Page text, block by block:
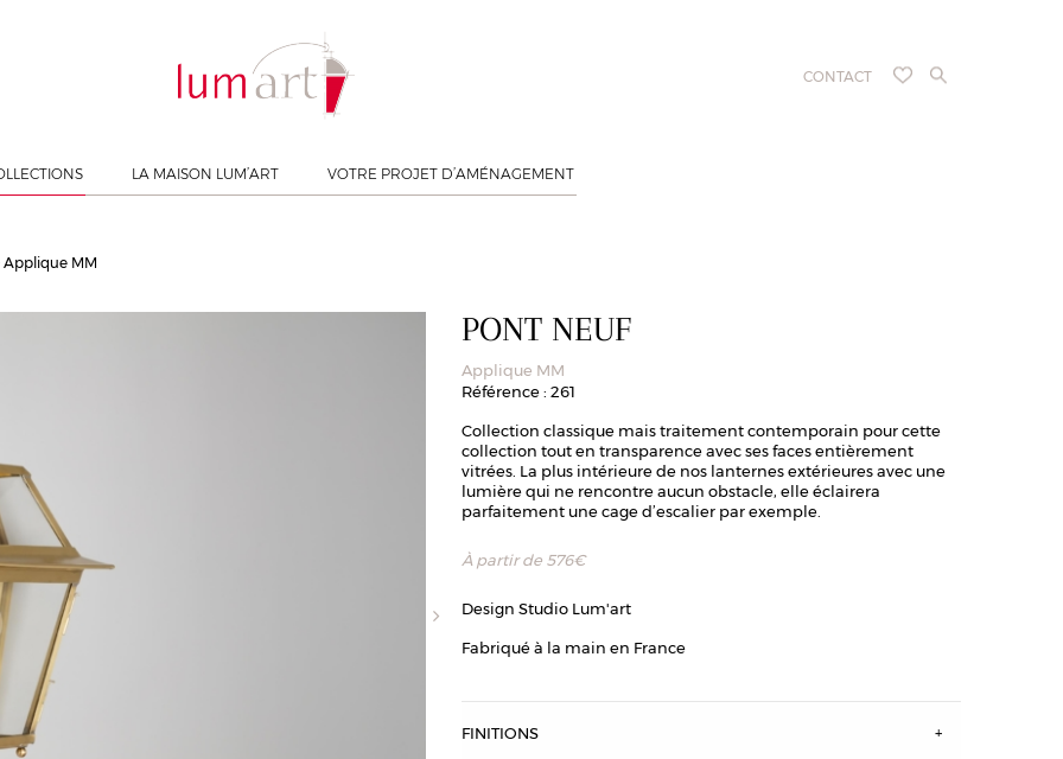
CONTACT
LA MAISON LUM’ART VOTRE PROJET D’AMÉNAGEMENT
MM
PONT NEUF
Applique MM
Référence : 261
Collection classique mais traitement contemporain pour cette
collection tout en transparence avec ses faces entièrement
vitrées. La plus intérieure de nos lanternes extérieures avec une
lumière qui ne rencontre aucun obstacle, elle éclairera
parfaitement une cage d’escalier par exemple.
À partir de 576€
Design Studio Lum'art
Fabriqué à la main en France
FINITIONS